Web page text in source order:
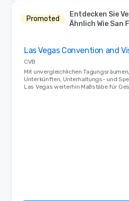
Promoted
Entdecken Sie
Ähnlich Wie San
Las Vegas Convention and
CVB
Mit unvergleichlichen
Unterkünften, Unterhaltungs- und
Las Vegas weiterhin Maßstäbe für